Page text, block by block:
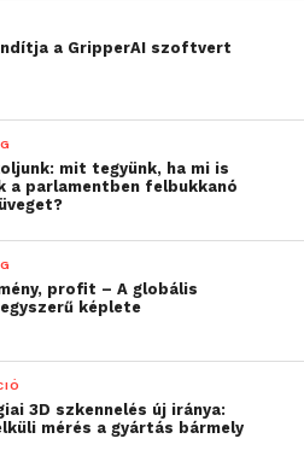
importáruk
kiemelt vizsgálata;
adófizető közül a
az idén minél több
különös
akiknél ez nem
években.
hogy
Emellett
a GripperAI szoftvert
mit tegyünk, ha mi is
a parlamentben felbukkanó
profit – A globális
képlete
3D szkennelés új iránya:
mérés a gyártás bármely